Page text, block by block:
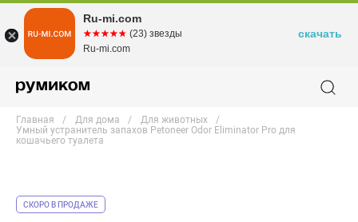
Главная Для дома
Для животных
Умный устранитель запахов Petoneer Odor Eliminator Pro для
кошачьего туалета
СКОРО В ПРОДАЖЕ
Ru-mi.com
☆☆☆☆☆
★★★★★ (23) звезды
Ru-mi.com
скачать